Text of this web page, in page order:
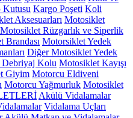
Kutusu Kargo Poşeti Koli
Aksesuarları Motosiklet
Motosiklet Rüzgarlık ve Siperlik
Brandası Motorsiklet Yedek
Diğer Motosiklet Yedek
Debriyaj Kolu Motosiklet Kayışı
Giyim Motorcu Eldiveni
Motorcu Yağmurluk Motosiklet
Akülü Vidalamalar
Vidalama Uçları